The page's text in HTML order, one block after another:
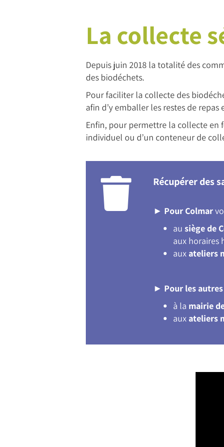
La collecte
Depuis juin 2018 la totalité des
des biodéchets.
Pour faciliter la collecte des
afin d’y emballer les restes de repas
Enfin, pour permettre la collecte en
individuel ou d’un conteneur de
Récupérer des
► Pour Colmar
au siège de
aux horaires
auxateliers
► Pour les
à la mairie
auxateliers